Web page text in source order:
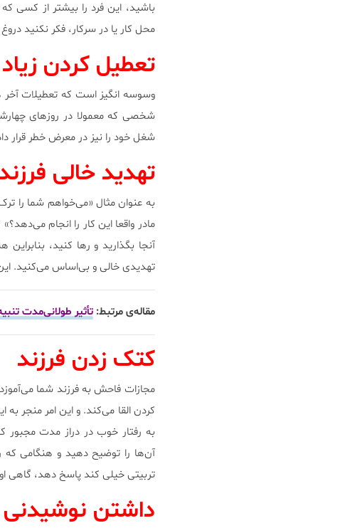
باشید، این فرد را بیشتر از کسی
محل کار یا در سرکار، فکر نکنید
تعطیل کردن
وسوسه انگیز است که تعطیلات آخر
شخصی که معمولا در روزهای
شغل خود را نیز در معرض خطر قرار
تهدید خالی
به عنوان مثال «می‌خواهم شما را
مادر واقعا این کار را انجام
آنجا بگذارید و رها کنید،
تهدیدی خالی و بی‌اساس می‌کنید.
مقاله‌ی مرتبط:تأثیر طولانی‌مدت
کتک زدن فرزند
مجازات فاحش به فرزند شما
کردن القا می‌کند. و این امر منجر
به رفتار خوب در دراز مدت
آن‌ها را توضیح دهید و هنگامی که
تربیتی خیلی کند پاسخ دهد، گاهی
داشتن